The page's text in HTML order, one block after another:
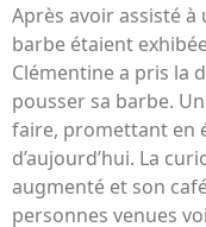
Après avoir assisté à
barbe étaient
Clémentine a pris la
pousser sa barbe.
faire, promettant en
d’aujourd’hui. La
augmenté et son
personnes venues